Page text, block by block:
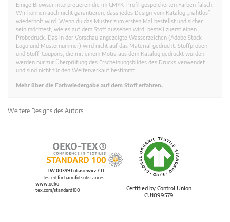
Einige Browser interpretieren die im CMYK-Profil gespeicherten Farben falsch.
Wir können auch nicht garantieren, dass jedes Design vom Katalog „nahtlos”
wiederholt wird. Wenn du das Muster zum ersten Mal bestellst und sicher
sein möchtest, wie es auf dem Stoff aussehen wird, bestell zuerst einen
Probedruck. Das in der Vorschau angezeigte Wasserzeichen (Adobe Stock-
Logo und Musternummer) wird nicht auf das Material gedruckt. Stoffproben
und Stoff-Coupons, die mit einem Motiv aus dem Katalog gedruckt wurden,
werden nur zur Überprüfung des Erscheinungsbildes des Drucks verwendet
und sind nicht für den Weiterverkauf bestimmt.
Mehr über die Farbwiedergabe auf dem Stoff erfahren.
Weitere Designs des Autors
Certified by Control Union
CU1099579
IW 00399 Łukasiewicz-ŁIT
Tested for harmful substances.
www.oeko-
tex.com/standard100